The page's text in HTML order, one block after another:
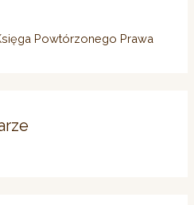
Powtórzonego Prawa